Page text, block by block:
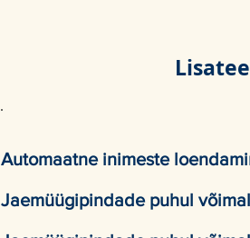
Automaatne inimeste
Jaemüügipindade puhul